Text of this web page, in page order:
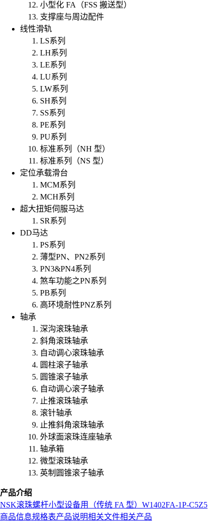
小型化 FA（FSS 搬送型）
支撑座与周边配件
线性滑轨
LS系列
LH系列
LE系列
LU系列
LW系列
SH系列
SS系列
PE系列
PU系列
标准系列（NH 型）
标准系列（NS 型）
定位承载滑台
MCM系列
MCH系列
超大扭矩伺服马达
SR系列
DD马达
PS系列
薄型PN、PN2系列
PN3&PN4系列
煞车功能之PN系列
PB系列
高环境耐性PNZ系列
轴承
深沟滚珠轴承
斜角滚珠轴承
自动调心滚珠轴承
圆柱滚子轴承
圆锥滚子轴承
自动调心滚子轴承
止推滚珠轴承
滚针轴承
止推斜角滚珠轴承
外球面滚珠连座轴承
轴承箱
微型滚珠轴承
英制圆锥滚子轴承
产品介绍
NSK滚珠螺杆小型设备用（传统 FA 型） W1402FA-1P-C5Z5
商品信息规格表产品说明相关文件相关产品